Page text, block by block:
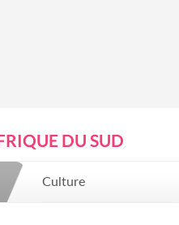
DU SUD
Culture